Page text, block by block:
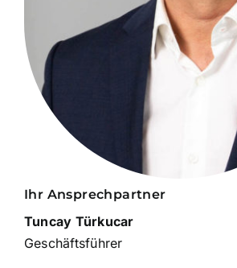
Ihr Ansprechpartner
Tuncay Türkucar
Geschäftsführer